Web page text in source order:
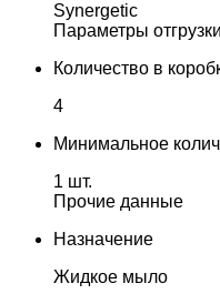
Synergetic
Параметры отгрузки
Количество в
4
Минимальное
1 шт.
Прочие данные
Назначение
Жидкое мыло